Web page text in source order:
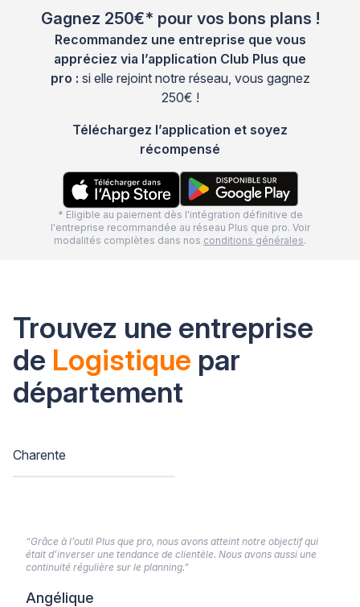
Gagnez 250€* pour vos bons plans !
Recommandez une entreprise que vous
appréciez via l’application Club Plus que
pro : si elle rejoint notre réseau, vous gagnez
250€ !
Téléchargez l’application et soyez
récompensé
* Eligible au paiement dès l'intégration définitive de
l'entreprise recommandée au réseau Plus que pro. Voir
modalités complètes dans nos conditions générales.
Trouvez une entreprise
de Logistique par
département
Charente
“Grâce à l’outil Plus que pro, nous avons atteint notre objectif qui
était d’inverser une tendance de clientèle. Nous avons aussi une
continuité régulière sur le planning.”
Angélique